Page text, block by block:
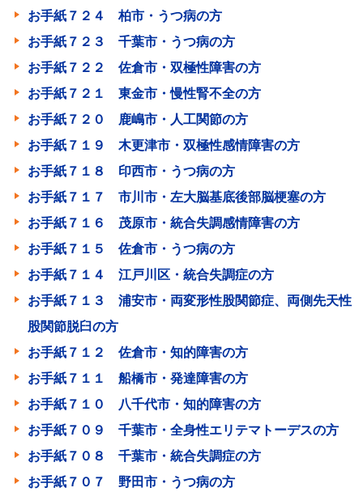
お手紙７２４ 柏市・うつ病の方
お手紙７２３ 千葉市・うつ病の方
お手紙７２２ 佐倉市・双極性障害の方
お手紙７２１ 東金市・慢性腎不全の方
お手紙７２０ 鹿嶋市・人工関節の方
お手紙７１９ 木更津市・双極性感情障害の方
お手紙７１８ 印西市・うつ病の方
お手紙７１７ 市川市・左大脳基底後部脳梗塞の方
お手紙７１６ 茂原市・統合失調感情障害の方
お手紙７１５ 佐倉市・うつ病の方
お手紙７１４ 江戸川区・統合失調症の方
お手紙７１３ 浦安市・両変形性股関節症、両側先天性
股関節脱臼の方
お手紙７１２ 佐倉市・知的障害の方
お手紙７１１ 船橋市・発達障害の方
お手紙７１０ 八千代市・知的障害の方
お手紙７０９ 千葉市・全身性エリテマトーデスの方
お手紙７０８ 千葉市・統合失調症の方
お手紙７０７ 野田市・うつ病の方